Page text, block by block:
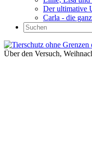
Der ultimative
Carla - die
Über den Versuch,